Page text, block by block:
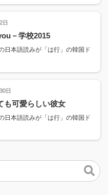
日
－学校2015
日本語読みが「は行」の韓国ド
日
も可愛らしい彼女
日本語読みが「は行」の韓国ド